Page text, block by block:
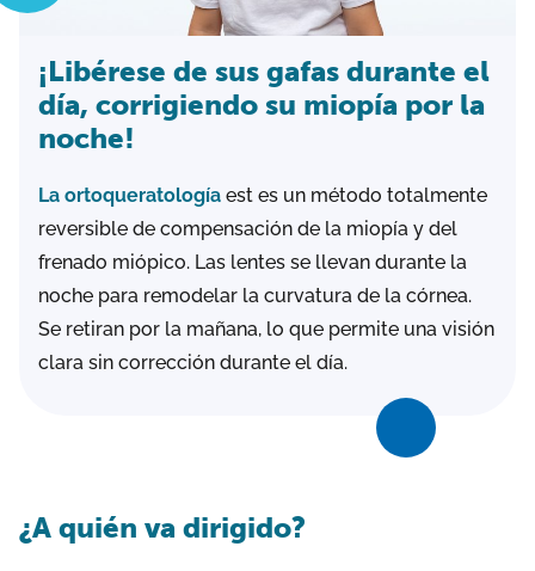
¡Libérese de sus gafas durante el
día, corrigiendo su miopía por la
noche!
La ortoqueratología est es un método totalmente
reversible de compensación de la miopía y del
frenado miópico. Las lentes se llevan durante la
noche para remodelar la curvatura de la córnea.
Se retiran por la mañana, lo que permite una visión
clara sin corrección durante el día.
¿A quién va dirigido?